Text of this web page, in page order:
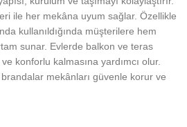
ile her mekâna uyum sağlar. Özellikle
kullanıldığında müşterilere hem
sunar. Evlerde balkon ve teras
konforlu kalmasına yardımcı olur.
mekânları güvenle korur ve